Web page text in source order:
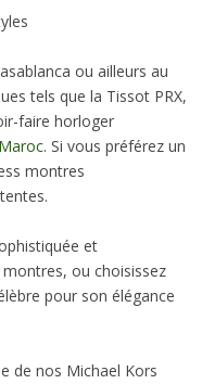
ou ailleurs au
tels que la Tissot PRX,
faire horloger
. Si vous préférez un
montres
et
ou choisissez
pour son élégance
de nos Michael Kors